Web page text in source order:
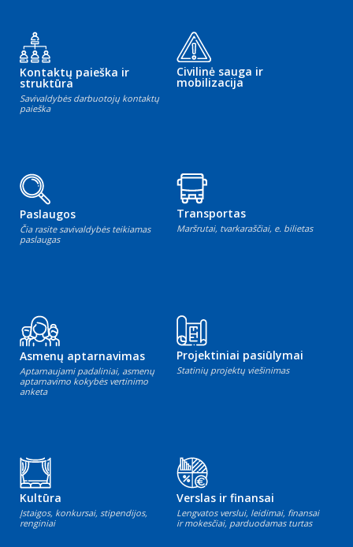
Kontaktų paieška ir
struktūra
Savivaldybės darbuotojų kontaktų
paieška
Civilinė sauga ir
mobilizacija
Paslaugos
Čia rasite savivaldybės teikiamas
paslaugas
Transportas
Maršrutai, tvarkaraščiai, e. bilietas
Asmenų aptarnavimas
Aptarnaujami padaliniai, asmenų
aptarnavimo kokybės vertinimo
anketa
Projektiniai pasiūlymai
Statinių projektų viešinimas
Kultūra
Įstaigos, konkursai, stipendijos,
renginiai
Verslas ir finansai
Lengvatos verslui, leidimai, finansai
ir mokesčiai, parduodamas turtas